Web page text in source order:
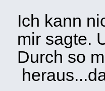
Ich kann
mir sagte.
Durch so